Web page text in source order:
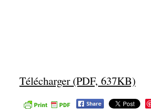
Télécharger (PDF, 637KB)